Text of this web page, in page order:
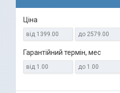
Ціна
Гарантійний термін, мес